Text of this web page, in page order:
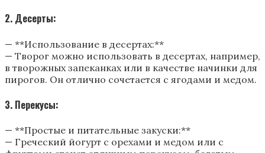
2. Десерты:
— **Использование в десертах:**
— Творог можно использовать в десертах, например,
в творожных запеканках или в качестве начинки для
пирогов. Он отлично сочетается с ягодами и медом.
3. Перекусы:
— **Простые и питательные закуски:**
— Греческий йогурт с орехами и медом или с